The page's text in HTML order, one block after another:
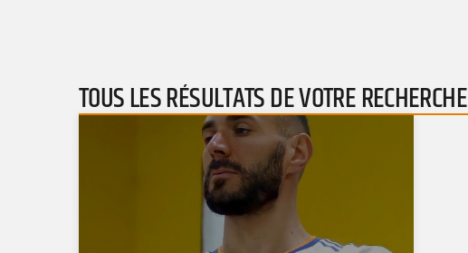
TOUS LES RÉSULTATS DE VOTRE RECHERCHE